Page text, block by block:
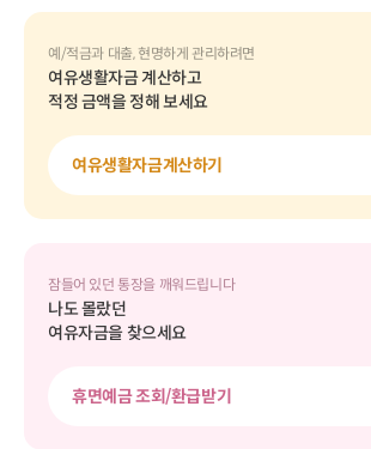
예/적금과 대출, 현명하게 관리하려면
여유생활자금 계산하고
적정 금액을 정해 보세요
여유생활자금계산하기
잠들어 있던 통장을 깨워드립니다
나도 몰랐던
여유자금을 찾으세요
휴면예금 조회/환급받기